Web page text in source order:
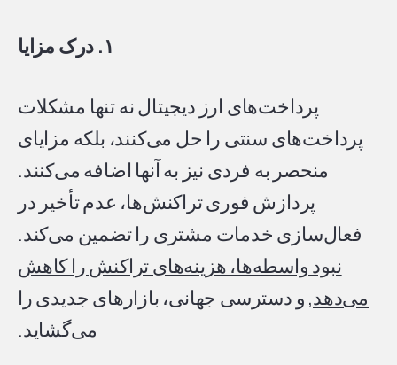
۱. درک مزایا
پرداخت‌های ارز دیجیتال نه تنها مشکلات
پرداخت‌های سنتی را حل می‌کنند، بلکه مزایای
منحصر به فردی نیز به آنها اضافه می‌کنند.
پردازش فوری تراکنش‌ها، عدم تأخیر در
فعال‌سازی خدمات مشتری را تضمین می‌کند.
نبود واسطه‌ها، هزینه‌های تراکنش را کاهش
می‌دهد, و دسترسی جهانی، بازارهای جدیدی را
می‌گشاید.